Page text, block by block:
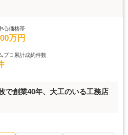
心価格帯
万円
プロ累計成約件数
で創業40年、大工のいる工務店